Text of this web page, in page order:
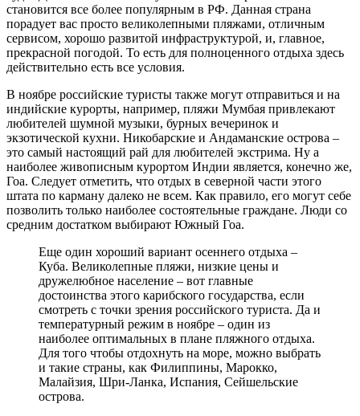
становится все более популярным в РФ. Данная страна
порадует вас просто великолепными пляжами, отличным
сервисом, хорошо развитой инфраструктурой, и, главное,
прекрасной погодой. То есть для полноценного отдыха здесь
действительно есть все условия.
В ноябре российские туристы также могут отправиться и на
индийские курорты, например, пляжи Мумбая привлекают
любителей шумной музыки, бурных вечеринок и
экзотической кухни. Никобарские и Андаманские острова –
это самый настоящий рай для любителей экстрима. Ну а
наиболее живописным курортом Индии является, конечно же,
Гоа. Следует отметить, что отдых в северной части этого
штата по карману далеко не всем. Как правило, его могут себе
позволить только наиболее состоятельные граждане. Люди со
средним достатком выбирают Южный Гоа.
Еще один хороший вариант осеннего отдыха –
Куба. Великолепные пляжи, низкие цены и
дружелюбное население – вот главные
достоинства этого карибского государства, если
смотреть с точки зрения российского туриста. Да и
температурный режим в ноябре – один из
наиболее оптимальных в плане пляжного отдыха.
Для того чтобы отдохнуть на море, можно выбрать
и такие страны, как Филиппины, Марокко,
Малайзия, Шри-Ланка, Испания, Сейшельские
острова.